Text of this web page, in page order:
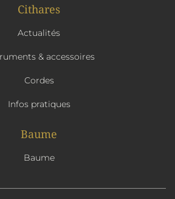
Cithares
Actualités
& accessoires
Cordes
Infos pratiques
Baume
Baume